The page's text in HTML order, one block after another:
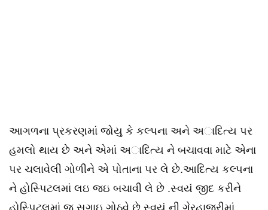
આગળના પ્રકરણમાં જોયુ કે કલ્પના અને અાદિત્ય પર
હમલો થાય છે અને એમાં અાદિત્ય ને બચાવવા માટે એના
પર ચલાવેલી ગોળીને એ પોતાના પર લે છે.આદિત્ય કલ્પના
ને હોસ્પિટલમાં લઇ જઇ બચાવી લે છે .સ્વયં જીદ કરીને
હોસ્પિટલમાં જ સગાઇ ગોઠવે છે.સ્વયં ની ગેરહાજરીમાં